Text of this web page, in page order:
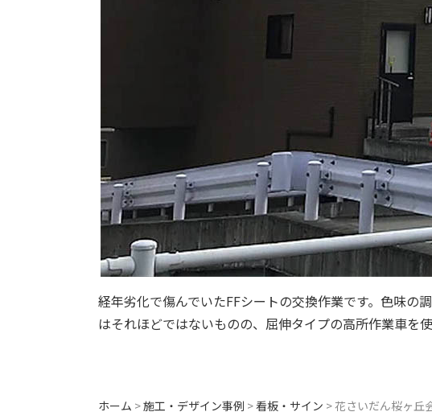
経年劣化で傷んでいたFFシートの交換作業です。色味の
はそれほどではないものの、屈伸タイプの高所作業車を使
ホーム >施工・デザイン事例 >看板・サイン >花さいだん桜ヶ